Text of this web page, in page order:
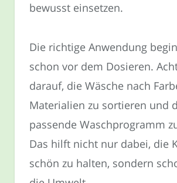
bewusst einsetzen.
Die richtige Anwendung
schon vor dem Dosieren.
darauf, die Wäsche nach
Materialien zu sortieren und
passende Waschprogramm
Das hilft nicht nur dabei, die
schön zu halten, sondern